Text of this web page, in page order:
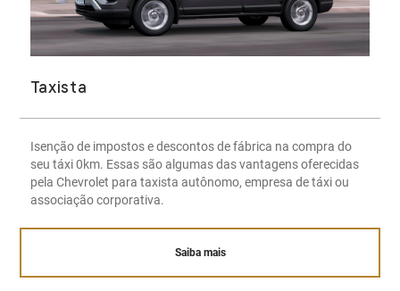
Taxista
Isenção de impostos e descontos de fábrica na compra do
seu táxi 0km. Essas são algumas das vantagens oferecidas
pela Chevrolet para taxista autônomo, empresa de táxi ou
associação corporativa.
Saiba mais